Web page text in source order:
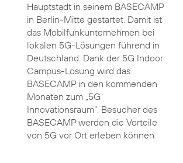
Hauptstadt in seinem BASECAMP
in Berlin-Mitte gestartet. Damit ist
das Mobilfunkunternehmen bei
lokalen 5G-Lösungen führend in
Deutschland. Dank der 5G Indoor
Campus-Lösung wird das
BASECAMP in den kommenden
Monaten zum „5G
Innovationsraum“. Besucher des
BASECAMP werden die Vorteile
von 5G vor Ort erleben können.